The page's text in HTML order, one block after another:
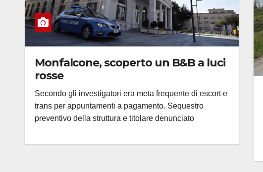
Monfalcone, scoperto un B&B a luci
rosse
Secondo gli investigatori era meta frequente di escort e
trans per appuntamenti a pagamento. Sequestro
preventivo della struttura e titolare denunciato